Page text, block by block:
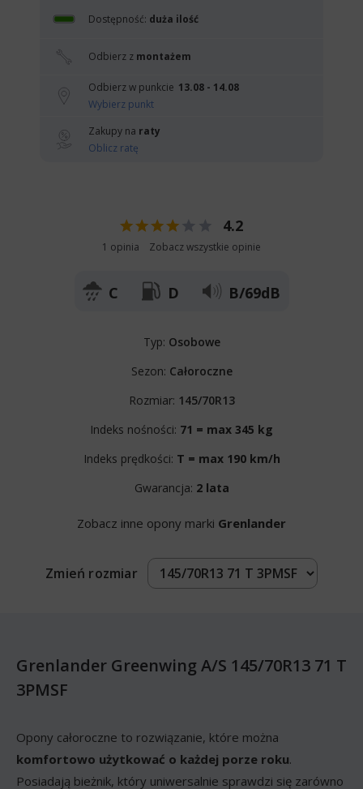
Dostępność: duża ilość
Odbierz z montażem
Odbierz w punkcie 13.08 - 14.08
Wybierz punkt
Zakupy na raty
Oblicz ratę
4.2
1 opinia Zobacz wszystkie opinie
C D B/69dB
Typ: Osobowe
Sezon: Całoroczne
Rozmiar: 145/70R13
Indeks nośności: 71 = max 345 kg
Indeks prędkości: T = max 190 km/h
Gwarancja: 2 lata
Zobacz inne opony marki Grenlander
Zmień rozmiar
Grenlander Greenwing A/S 145/70R13 71 T
3PMSF
Opony całoroczne to rozwiązanie, które można
komfortowo użytkować o każdej porze roku.
Posiadają bieżnik, który uniwersalnie sprawdzi się zarówno